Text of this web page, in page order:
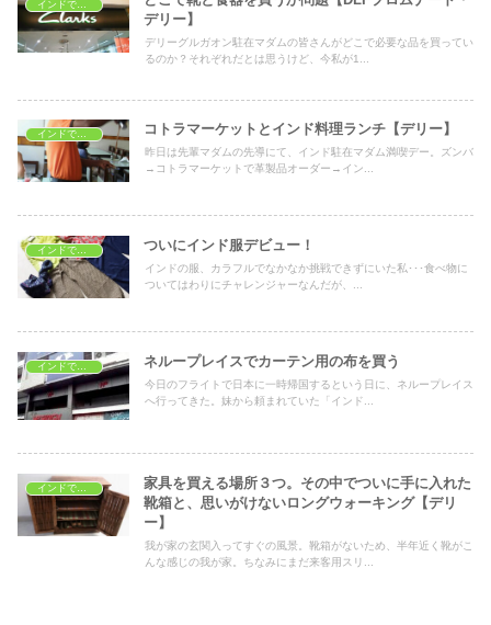
インドでショッピング
デリー】
デリーグルガオン駐在マダムの皆さんがどこで必要な品を買ってい
るのか？それぞれだとは思うけど、今私が1...
インドでショッピング コトラマーケットとインド料理ランチ【デリー】
昨日は先輩マダムの先導にて、インド駐在マダム満喫デー。ズンバ
→コトラマーケットで革製品オーダー→イン...
インドでショッピング ついにインド服デビュー！
インドの服、カラフルでなかなか挑戦できずにいた私･･･食べ物に
ついてはわりにチャレンジャーなんだが、...
ネループレイスでカーテン用の布を買う
今日のフライトで日本に一時帰国するという日に、ネループレイス
へ行ってきた。妹から頼まれていた「インド...
インドでショッピング
家具を買える場所３つ。その中でついに手に入れた
靴箱と、思いがけないロングウォーキング【デリ
ー】
我が家の玄関入ってすぐの風景。靴箱がないため、半年近く靴がこ
んな感じの我が家。ちなみにまだ来客用スリ...